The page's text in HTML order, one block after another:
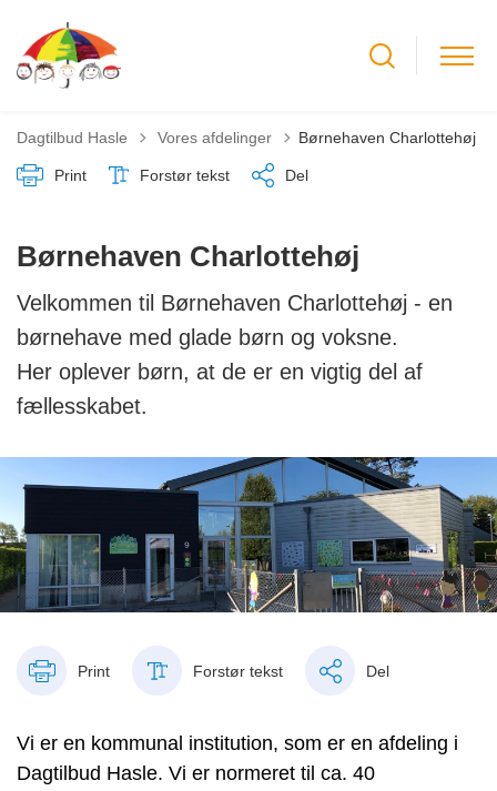
Dagtilbud Hasle Tilbage til
Vores afdelinger Børnehaven Charlottehøj
Print Forstør tekst Del
Børnehaven Charlottehøj
Velkommen til Børnehaven Charlottehøj - en
børnehave med glade børn og voksne.
Her oplever børn, at de er en vigtig del af
fællesskabet.
Print Forstør tekst Del
Vi er en kommunal institution, som er en afdeling i
Dagtilbud Hasle. Vi er normeret til ca. 40